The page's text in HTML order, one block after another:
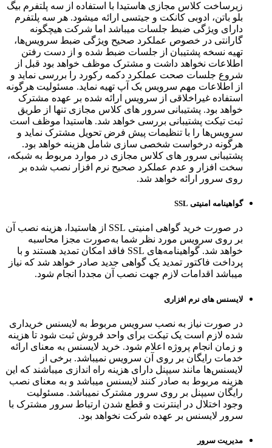
زیرساخت کلاس مجازی هاستیدا با استفاده از سه پلتفرم بیگ
بلو باتن، ادوبی کانکت و جیتسی ارائه میشود. هر سه پلتفرم
دارای ویژگی ضبط جلسات میباشد اما شرکت هیچگونه
گارانتی در خصوص عملکرد صحیح ویژگی ضبط سرویس‌ها،
تهیه نسخه پشتیبان از جلسات ضبط شده و از دست رفتن
اطلاعات نخواهد داشت و مشترک موظف خواهد بود قبل از
شروع جلسات صحت عملکرد دکمه رکورد را بررسی نماید و
از اطلاعات مهم سرویس بک آپ تهیه نماید. مسئولیت هرگونه
استفاده غیراخلاقی از سرویس ارائه شده بر عهده مشترک
خواهد بود. پشتیبانی سرور های کلاس مجازی تنها از طریق
ثبت تیکت پشتیبانی بررسی خواهد شد. هاستیدا موظف است
سرویس‌ها را با تنظیمات پیش فرض تحویل مشترک نماید و
هرگونه درخواست شخصی سازی شامل هزینه خواهد بود.
پشتیبانی سرور های کلاس مجازی در موارد مربوط به شبکه،
سخت افزار و عدم عملکرد صحیح نرم افزار نصب شده بر
روی سرور ارائه خواهد شد.
گواهینامه امنیتی SSL
در صورت خرید گواهی امنیتی SSL از هاستیدا، هزینه نصب آن
بر روی سرویس مورد نظر شما به‌صورت مجزا محاسبه
خواهد شد. گواهینامه‌های SSL فاقد امکان تمدید هستند و با
پرداخت فاکتور تمدید یک گواهی جدید صادر خواهد شد که نیاز
میباشد اقدامات لازم جهت نصب آن مجددا انجام شود.
لایسنس ‌های نرم افزاری
در صورت نیاز به نصب سرویس مربوط به لایسنس خریداری
شده لازم است یک تیکت برای واحد فروش ثبت شود تا هزینه
و زمان انجام پروژه اعلام شود. خرید لایسنس به معنای ارائه
خدمات رایگان بر روی آن سرویس نمیباشد. برخی از
لایسنس‌ها مانند سیپنل دارای هزینه راه اندازی میباشند که این
هزینه مربوط به صادر کنند لایسنس میباشد و به معنای نصب
رایگان سیپنل بر روی سرور مشترک نمیباشد. مسئولیت
وجود اختلال در اینترنت و قطع شدن ارتباط سرور مشترک با
سرور لایسنس بر عهده شرکت نخواهد بود.
مدیریت سرور